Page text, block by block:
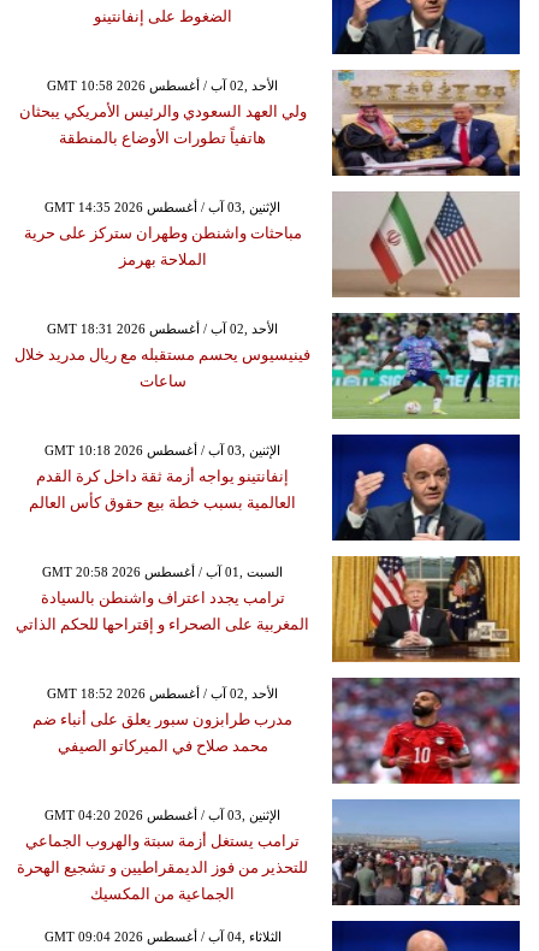
الضغوط على إنفانتينو
GMT 10:58 2026 الأحد ,02 آب / أغسطس
ولي العهد السعودي والرئيس الأمريكي يبحثان
هاتفياً تطورات الأوضاع بالمنطقة
GMT 14:35 2026 الإثنين ,03 آب / أغسطس
مباحثات واشنطن وطهران ستركز على حرية
الملاحة بهرمز
GMT 18:31 2026 الأحد ,02 آب / أغسطس
فينيسيوس يحسم مستقبله مع ريال مدريد خلال
ساعات
GMT 10:18 2026 الإثنين ,03 آب / أغسطس
إنفانتينو يواجه أزمة ثقة داخل كرة القدم
العالمية بسبب خطة بيع حقوق كأس العالم
GMT 20:58 2026 السبت ,01 آب / أغسطس
ترامب يجدد اعتراف واشنطن بالسيادة
المغربية على الصحراء و إقتراحها للحكم الذاتي
GMT 18:52 2026 الأحد ,02 آب / أغسطس
مدرب طرابزون سبور يعلق على أنباء ضم
محمد صلاح في الميركاتو الصيفي
GMT 04:20 2026 الإثنين ,03 آب / أغسطس
ترامب يستغل أزمة سبتة والهروب الجماعي
للتحذير من فوز الديمقراطيين و تشجيع الهحرة
الجماعية من المكسيك
GMT 09:04 2026 الثلاثاء ,04 آب / أغسطس